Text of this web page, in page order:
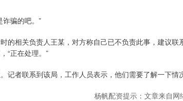
骗的吧。”
的相关负责人王某，对方称自己已不负责此事，建议联
“正在处理。”
者联系到该局，工作人员表示，他们需要了解一下情
杨帆配资提示：文章来自网